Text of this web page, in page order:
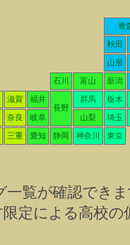
青
秋田
山形
石川 富山 新潟
滋賀
福井
長野
群馬 栃木
奈良 岐阜 山梨 埼玉
三重 愛知 静岡 神奈川 東京
覧が確認でき
定による高校